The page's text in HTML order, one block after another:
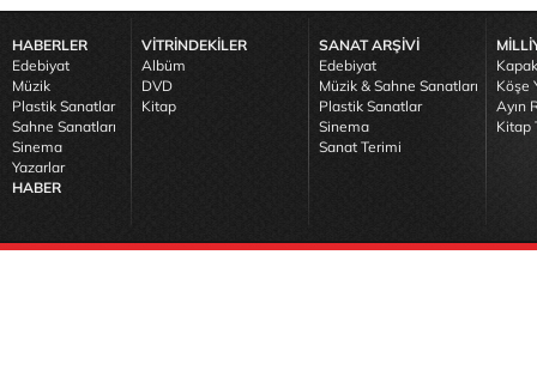
HABERLER
Edebiyat
Müzik
Plastik Sanatlar
Sahne Sanatları
Sinema
Yazarlar
HABER
VİTRİNDEKİLER
Albüm
DVD
Kitap
SANAT ARŞİVİ
Edebiyat
Müzik & Sahne Sanatları
Plastik Sanatlar
Sinema
Sanat Terimi
Köşe
Ayın
Kitap